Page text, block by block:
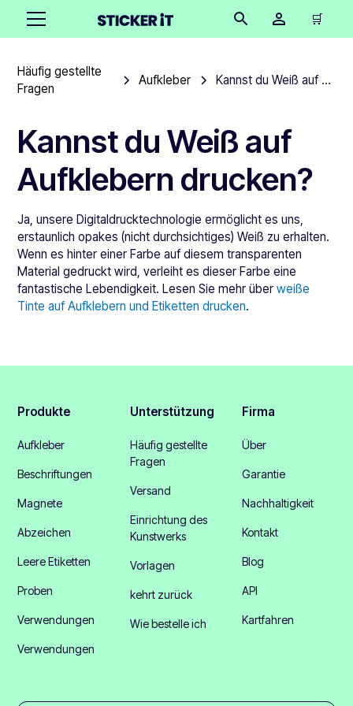
🛒
Häufig gestellte
Fragen
Aufkleber Kannst du Weiß auf Aufklebern drucken?
Kannst du Weiß auf
Aufklebern drucken?
Ja, unsere Digitaldrucktechnologie ermöglicht es uns,
erstaunlich opakes (nicht durchsichtiges) Weiß zu erhalten.
Wenn es hinter einer Farbe auf diesem transparenten
Material gedruckt wird, verleiht es dieser Farbe eine
fantastische Lebendigkeit. Lesen Sie mehr überweiße
Tinte auf Aufklebern und Etiketten drucken.
Produkte
Aufkleber
Beschriftungen
Magnete
Abzeichen
Leere Etiketten
Proben
Verwendungen
Verwendungen
Unterstützung
Häufig gestellte
Fragen
Versand
Einrichtung des
Kunstwerks
Vorlagen
kehrt zurück
Wie bestelle ich
Firma
Über
Garantie
Nachhaltigkeit
Kontakt
Blog
API
Kartfahren